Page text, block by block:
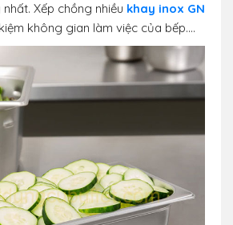
Xếp chồng nhiều khay inox GN
không gian làm việc của bếp....